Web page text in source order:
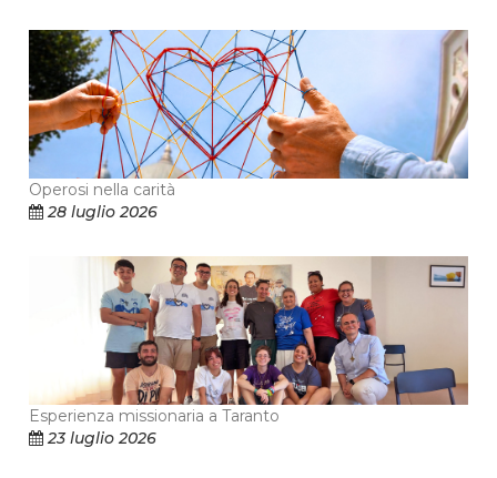
Operosi nella carità
28 luglio 2026
Esperienza missionaria a Taranto
23 luglio 2026